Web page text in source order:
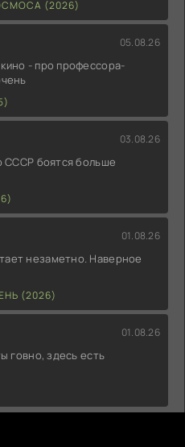
(2026)
05.08.26
- про профессора-
03.08.26
СССР боятся больше
01.08.26
незаметно. Наверное
(2026)
01.08.26
говно, здесь есть